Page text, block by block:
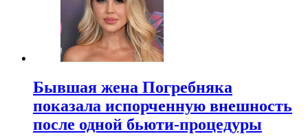
Бывшая жена Погребняка
показала испорченную внешность
после одной бьюти-процедуры